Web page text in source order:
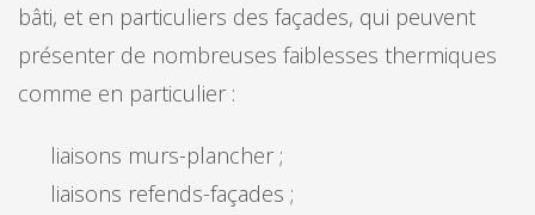
bâti, et en particuliers des façades, qui peuvent
présenter de nombreuses faiblesses thermiques
comme en particulier :
liaisons murs-plancher ;
liaisons refends-façades ;